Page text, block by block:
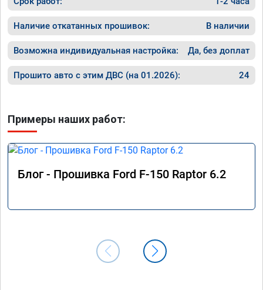
Наличие откатанных прошивок: В наличии
Возможна индивидуальная настройка: Да, без доплат
Прошито авто с этим ДВС (на 01.2026): 24
Примеры наших работ:
Блог - Прошивка Ford F-150 Raptor 6.2